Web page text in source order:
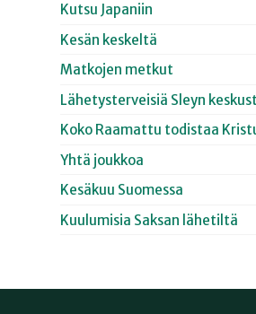
Kutsu Japaniin
Kesän keskeltä
Matkojen metkut
Lähetysterveisiä Sleyn
Koko Raamattu todistaa
Yhtä joukkoa
Kesäkuu Suomessa
Kuulumisia Saksan lähetiltä